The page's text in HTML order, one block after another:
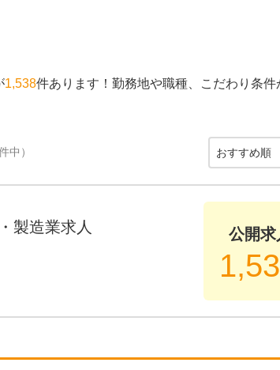
1,538件あります！勤務地や職種、こだわり条件
中）
製造業求人 公開求